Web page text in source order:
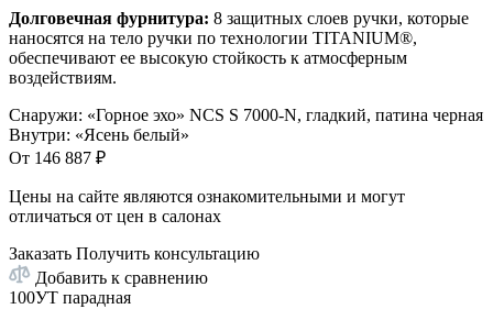
Долговечная фурнитура: 8 защитных слоев ручки, которые
наносятся на тело ручки по технологии TITANIUM®,
обеспечивают ее высокую стойкость к атмосферным
воздействиям.
Снаружи: «Горное эхо» NCS S 7000-N, гладкий, патина черная
Внутри: «Ясень белый»
От 146 887 ₽
Цены на сайте являются ознакомительными и могут
отличаться от цен в салонах
Заказать Получить консультацию
Добавить к сравнению
100УТ парадная